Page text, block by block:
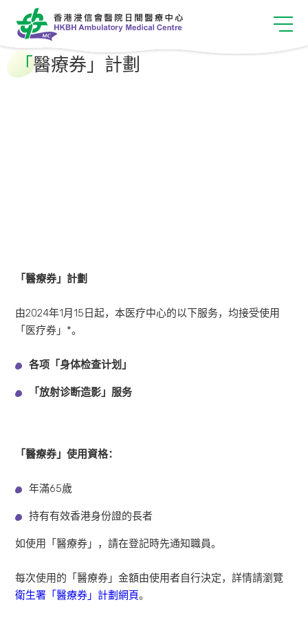
「醫療券」計劃
「醫療券」計劃
由2024年1月15日起，本医疗中心的以下服务，均接受使用
「医疗券」*。
各项「身体检查计划」
「放射诊断造影」服务
「醫療券」使用資格：
年滿65歲
持有有效香港身份證的長者
如使用「醫療券」，請在登記時先通知職員。
每次使用的「醫療券」金額由使用者自行決定，詳情請瀏覽
衛生署「醫療券」計劃網頁。